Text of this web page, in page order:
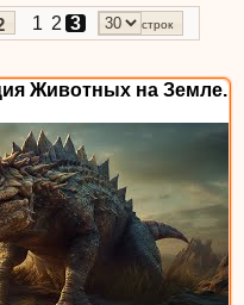
1 2 3 строк
Животных на Земле.